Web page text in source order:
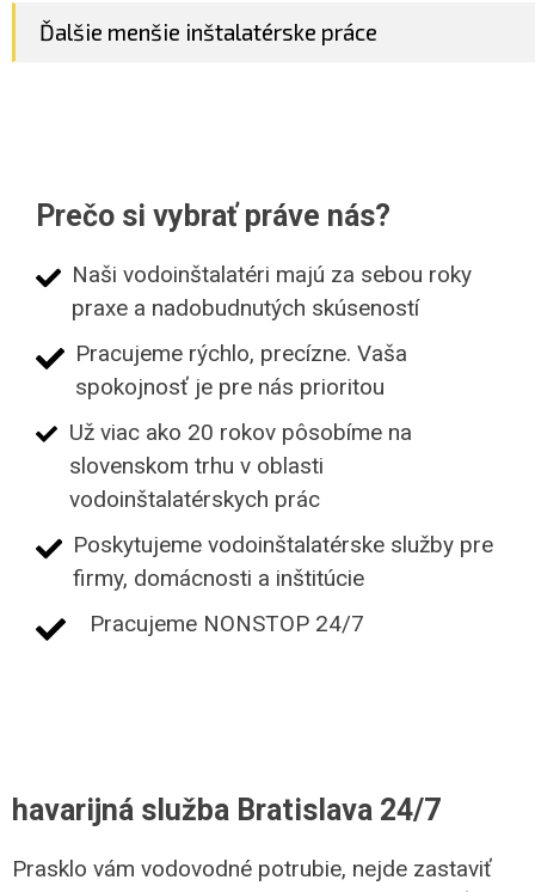
Ďalšie menšie inštalatérske práce
Prečo si vybrať práve nás?
Naši vodoinštalatéri majú za sebou roky
praxe a nadobudnutých skúseností
Pracujeme rýchlo, precízne. Vaša
spokojnosť je pre nás prioritou
Už viac ako 20 rokov pôsobíme na
slovenskom trhu v oblasti
vodoinštalatérskych prác
Poskytujeme vodoinštalatérske služby pre
firmy, domácnosti a inštitúcie
Pracujeme NONSTOP 24/7
havarijná služba Bratislava 24/7
Prasklo vám vodovodné potrubie, nejde zastaviť